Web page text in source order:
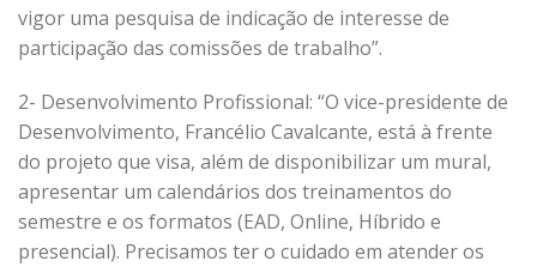
vigor uma pesquisa de indicação de interesse de
participação das comissões de trabalho”.
2- Desenvolvimento Profissional: “O vice-presidente de
Desenvolvimento, Francélio Cavalcante, está à frente
do projeto que visa, além de disponibilizar um mural,
apresentar um calendários dos treinamentos do
semestre e os formatos (EAD, Online, Híbrido e
presencial). Precisamos ter o cuidado em atender os